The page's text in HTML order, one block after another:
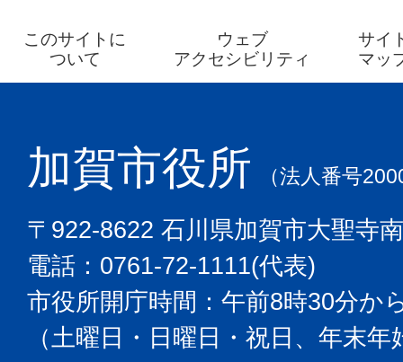
このサイトに
ついて
ウェブ
アクセシビリティ
サイ
マッ
加賀市役所 （法人番号
〒922-8622 石川県加賀市大聖寺
電話：0761-72-1111(代表)
市役所開庁時間：午前8時30分か
（土曜日・日曜日・祝日、年末